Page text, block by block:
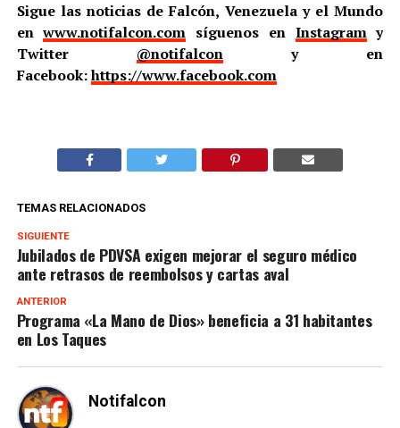
Sigue las noticias de Falcón, Venezuela y el Mundo
enwww.notifalcon.com síguenos en Instagramy
Twitter @notifalcony en
Facebook:https://www.facebook.com
TEMAS RELACIONADOS
SIGUIENTE
Jubilados de PDVSA exigen mejorar el seguro médico
ante retrasos de reembolsos y cartas aval
ANTERIOR
Programa «La Mano de Dios» beneficia a 31 habitantes
en Los Taques
Notifalcon